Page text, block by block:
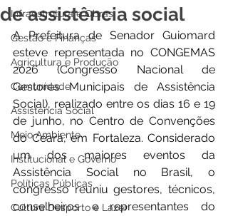
Infraestrutura e Obras
Gestão e Finanças
Agricultura e Produção
Comunidade
Assistência Social
Meio Ambiente
Institucional e Governo
Políticas Públicas
Cultura Desporto e Lazer
de assistência social
A Prefeitura de Senador Guiomard
esteve representada no CONGEMAS
2026 (Congresso Nacional de
Gestores Municipais de Assistência
Social), realizado entre os dias 16 e 19
de junho, no Centro de Convenções
do Ceará, em Fortaleza. Considerado
um dos maiores eventos da
Assistência Social no Brasil, o
congresso reuniu gestores, técnicos,
conselheiros e representantes do